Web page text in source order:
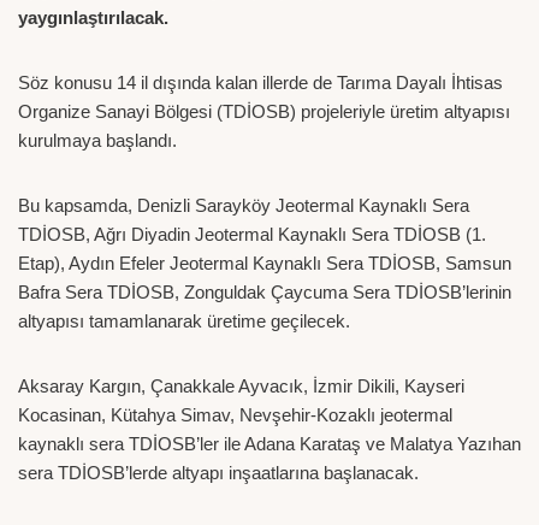
yaygınlaştırılacak.
Söz konusu 14 il dışında kalan illerde de Tarıma Dayalı İhtisas
Organize Sanayi Bölgesi (TDİOSB) projeleriyle üretim altyapısı
kurulmaya başlandı.
Bu kapsamda, Denizli Sarayköy Jeotermal Kaynaklı Sera
TDİOSB, Ağrı Diyadin Jeotermal Kaynaklı Sera TDİOSB (1.
Etap), Aydın Efeler Jeotermal Kaynaklı Sera TDİOSB, Samsun
Bafra Sera TDİOSB, Zonguldak Çaycuma Sera TDİOSB’lerinin
altyapısı tamamlanarak üretime geçilecek.
Aksaray Kargın, Çanakkale Ayvacık, İzmir Dikili, Kayseri
Kocasinan, Kütahya Simav, Nevşehir-Kozaklı jeotermal
kaynaklı sera TDİOSB’ler ile Adana Karataş ve Malatya Yazıhan
sera TDİOSB’lerde altyapı inşaatlarına başlanacak.